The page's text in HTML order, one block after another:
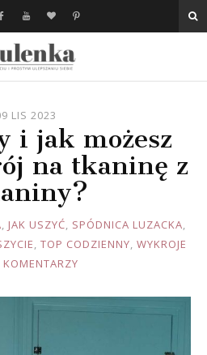
LIS 2023
i jak możesz
na tkaninę z
, JAK USZYĆ, SPÓDNICA LUZACKA,
, TOP CODZIENNY, WYKROJE
KOMENTARZY